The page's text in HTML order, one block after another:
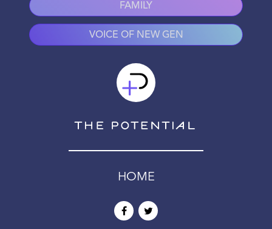
FAMILY
VOICE OF NEW GEN
HOME